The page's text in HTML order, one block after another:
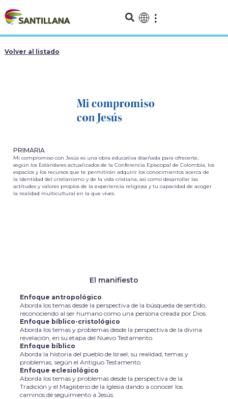
Volver al listado
PRIMARIA
Mi compromiso con Jesús es una obra educativa diseñada para ofrecerte,
según los Estándares actualizados de la Conferencia Episcopal de Colombia, los
espacios y los recursos que te permitirán adquirir los conocimientos acerca de
la identidad del cristianismo y de la vida cristiana, así como desarrollar las
actitudes y valores propios de la experiencia religiosa y tu capacidad de acoger
la realidad multicultural en la que vives.
El manifiesto
Enfoque antropológico
Aborda los temas desde la perspectiva de la búsqueda de sentido,
reconociendo al ser humano como una persona creada por Dios.
Enfoque bíblico-cristológico
Aborda los temas y problemas desde la perspectiva de la divina
revelación, en su etapa del Nuevo Testamento.
Enfoque bíblico
Aborda la historia del pueblo de Israel, su realidad, temas y
problemas, según el Antiguo Testamento.
Enfoque eclesiológico
Aborda los temas y problemas desde la perspectiva de la
Tradición y el Magisterio de la Iglesia dando a conocer los
caminos de seguimiento a Jesús.